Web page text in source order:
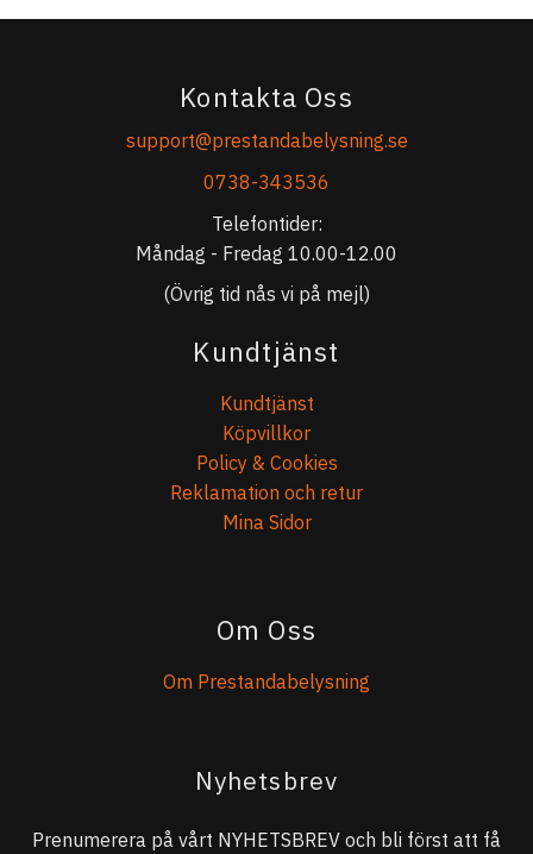
Kontakta Oss
support@prestandabelysning.se
0738-343536
Telefontider:
Måndag - Fredag 10.00-12.00
(Övrig tid nås vi på mejl)
Kundtjänst
Kundtjänst
Köpvillkor
Policy & Cookies
Reklamation och retur
Mina Sidor
Om Oss
Om Prestandabelysning
Nyhetsbrev
Prenumerera på vårt NYHETSBREV och bli först att få